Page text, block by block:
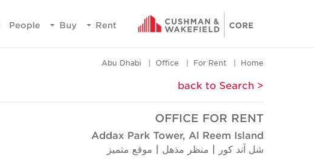
Rent
Buy
People
Home
For Rent
Office
Abu Dhabi
< back to Search
OFFICE FOR RENT
Addax Park Tower, Al Reem Island
شل آند كور | منظر مذهل | موقع متميز